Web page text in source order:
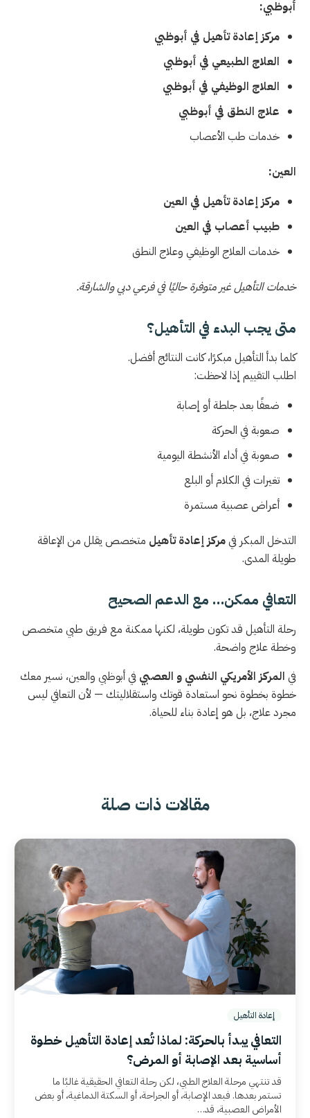
أبوظبي:
مركز إعادة تأهيل في أبوظبي
العلاج الطبيعي في أبوظبي
العلاج الوظيفي في أبوظبي
علاج النطق في أبوظبي
خدمات طب الأعصاب
العين:
مركز إعادة تأهيل في العين
طبيب أعصاب في العين
خدمات العلاج الوظيفي وعلاج النطق
خدمات التأهيل غير متوفرة حاليًا في فرعي دبي والشارقة.
متى يجب البدء في التأهيل؟
كلما بدأ التأهيل مبكرًا، كانت النتائج أفضل.
اطلب التقييم إذا لاحظت:
ضعفًا بعد جلطة أو إصابة
صعوبة في الحركة
صعوبة في أداء الأنشطة اليومية
تغيرات في الكلام أو البلع
أعراض عصبية مستمرة
التدخل المبكر فيمركز إعادة تأهيل متخصص يقلل من الإعاقة
طويلة المدى.
التعافي ممكن… مع الدعم الصحيح
رحلة التأهيل قد تكون طويلة، لكنها ممكنة مع فريق طبي متخصص
وخطة علاج واضحة.
في المركز الأمريكي النفسي و العصبي في أبوظبي والعين، نسير معك
خطوة بخطوة نحو استعادة قوتك واستقلاليتك — لأن التعافي ليس
مجرد علاج، بل هو إعادة بناء للحياة.
مقالات ذات صلة
إعادة التأهيل
التعافي يبدأ بالحركة: لماذا تُعد إعادة التأهيل خطوة
أساسية بعد الإصابة أو المرض؟
قد تنتهي مرحلة العلاج الطبي، لكن رحلة التعافي الحقيقية غالبًا ما
تستمر بعدها. فبعد الإصابة، أو الجراحة، أو السكتة الدماغية، أو بعض
الأمراض العصبية، قد…